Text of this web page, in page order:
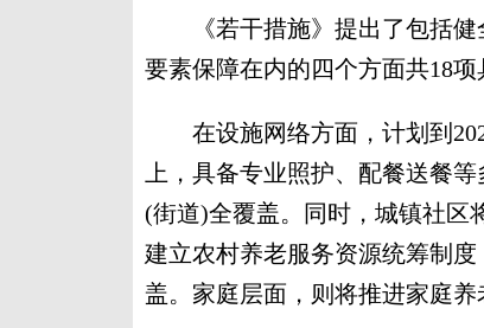
《若干措施》提出了包括健
要素保障在内的四个方面共18项
在设施网络方面，计划到
上，具备专业照护、配餐送餐
(街道)全覆盖。同时，城镇社区
建立农村养老服务资源统筹制
盖。家庭层面，则将推进家庭养